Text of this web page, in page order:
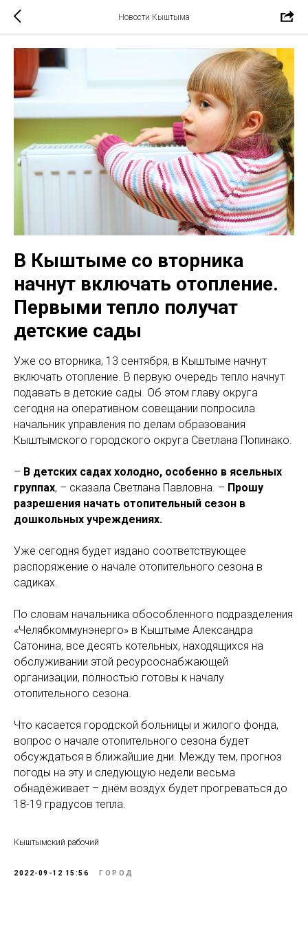
Новости Кыштыма
В Кыштыме со вторника
начнут включать отопление.
Первыми тепло получат
детские сады
Уже со вторника, 13 сентября, в Кыштыме начнут
включать отопление. В первую очередь тепло начнут
подавать в детские сады. Об этом главу округа
сегодня на оперативном совещании попросила
начальник управления по делам образования
Кыштымского городского округа Светлана Попинако.
– В детских садах холодно, особенно в ясельных
группах, – сказала Светлана Павловна. – Прошу
разрешения начать отопительный сезон в
дошкольных учреждениях.
Уже сегодня будет издано соответствующее
распоряжение о начале отопительного сезона в
садиках.
По словам начальника обособленного подразделения
«Челябкоммунэнерго» в Кыштыме Александра
Сатонина, все десять котельных, находящихся на
обслуживании этой ресурсоснабжающей
организации, полностью готовы к началу
отопительного сезона.
Что касается городской больницы и жилого фонда,
вопрос о начале отопительного сезона будет
обсуждаться в ближайшие дни. Между тем, прогноз
погоды на эту и следующую недели весьма
обнадёживает – днём воздух будет прогреваться до
18-19 градусов тепла.
Кыштымский рабочий
2022-09-12 15:56 ГОРОД